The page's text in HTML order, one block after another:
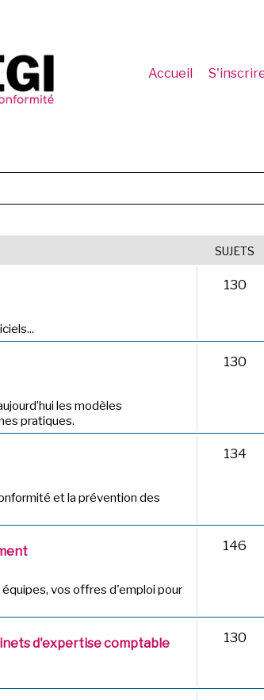
Accueil
SUJETS
130
les modèles
pratiques.
130
et la prévention des
134
vos offres d'emploi pour
146
d'expertise comptable 130